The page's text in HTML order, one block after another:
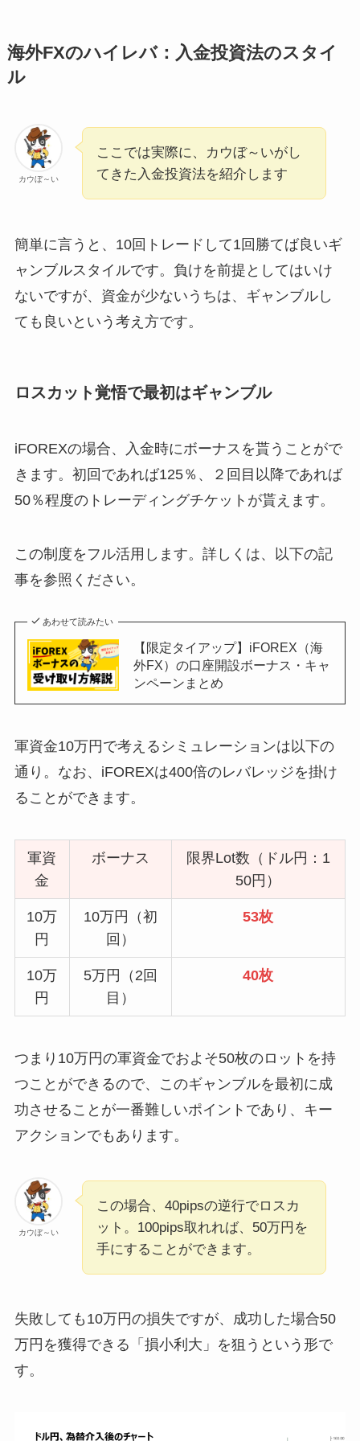
海外FXのハイレバ：入金投資法のスタイ
ル
カウぼ～い
ここでは実際に、カウぼ～いがし
てきた入金投資法を紹介します
簡単に言うと、10回トレードして1回勝てば良いギ
ャンブルスタイルです。負けを前提としてはいけ
ないですが、資金が少ないうちは、ギャンブルし
ても良いという考え方です。
ロスカット覚悟で最初はギャンブル
iFOREXの場合、入金時にボーナスを貰うことがで
きます。初回であれば125％、２回目以降であれば
50％程度のトレーディングチケットが貰えます。
この制度をフル活用します。詳しくは、以下の記
事を参照ください。
あわせて読みたい
【限定タイアップ】iFOREX（海
外FX）の口座開設ボーナス・キャ
ンペーンまとめ
軍資金10万円で考えるシミュレーションは以下の
通り。なお、iFOREXは400倍のレバレッジを掛け
ることができます。
軍資
金
ボーナス
限界Lot数（ドル円：1
50円）
10万
円
10万円（初
回）
53枚
10万
円
5万円（2回
目）
40枚
つまり10万円の軍資金でおよそ50枚のロットを持
つことができるので、このギャンブルを最初に成
功させることが一番難しいポイントであり、キー
アクションでもあります。
カウぼ～い
この場合、40pipsの逆行でロスカ
ット。100pips取れれば、50万円を
手にすることができます。
失敗しても10万円の損失ですが、成功した場合50
万円を獲得できる「損小利大」を狙うという形で
す。